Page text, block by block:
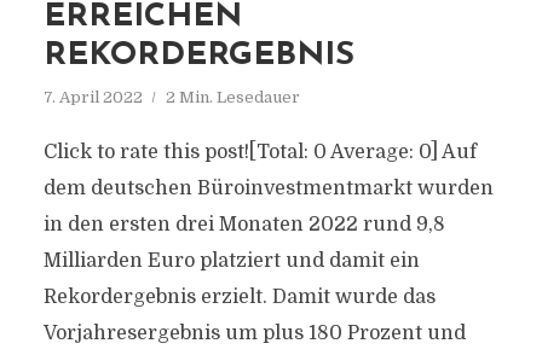
ERREICHEN
REKORDERGEBNIS
7. April 2022 2 Min. Lesedauer
Click to rate this post![Total: 0 Average: 0] Auf
dem deutschen Büroinvestmentmarkt wurden
in den ersten drei Monaten 2022 rund 9,8
Milliarden Euro platziert und damit ein
Rekordergebnis erzielt. Damit wurde das
Vorjahresergebnis um plus 180 Prozent und